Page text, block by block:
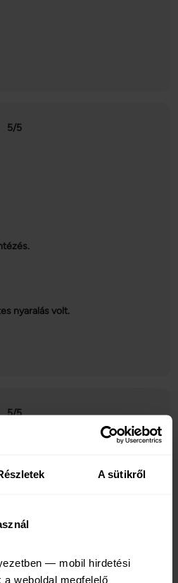
A sütikről
— mobil hirdetési
a weboldal megfelelő
5/5
nyaralás volt.
5/5